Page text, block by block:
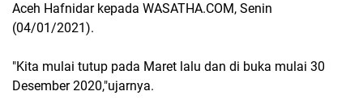
Aceh Hafnidar kepada WASATHA.COM, Senin
(04/01/2021).
"Kita mulai tutup pada Maret lalu dan di buka mulai 30
Desember 2020,"ujarnya.